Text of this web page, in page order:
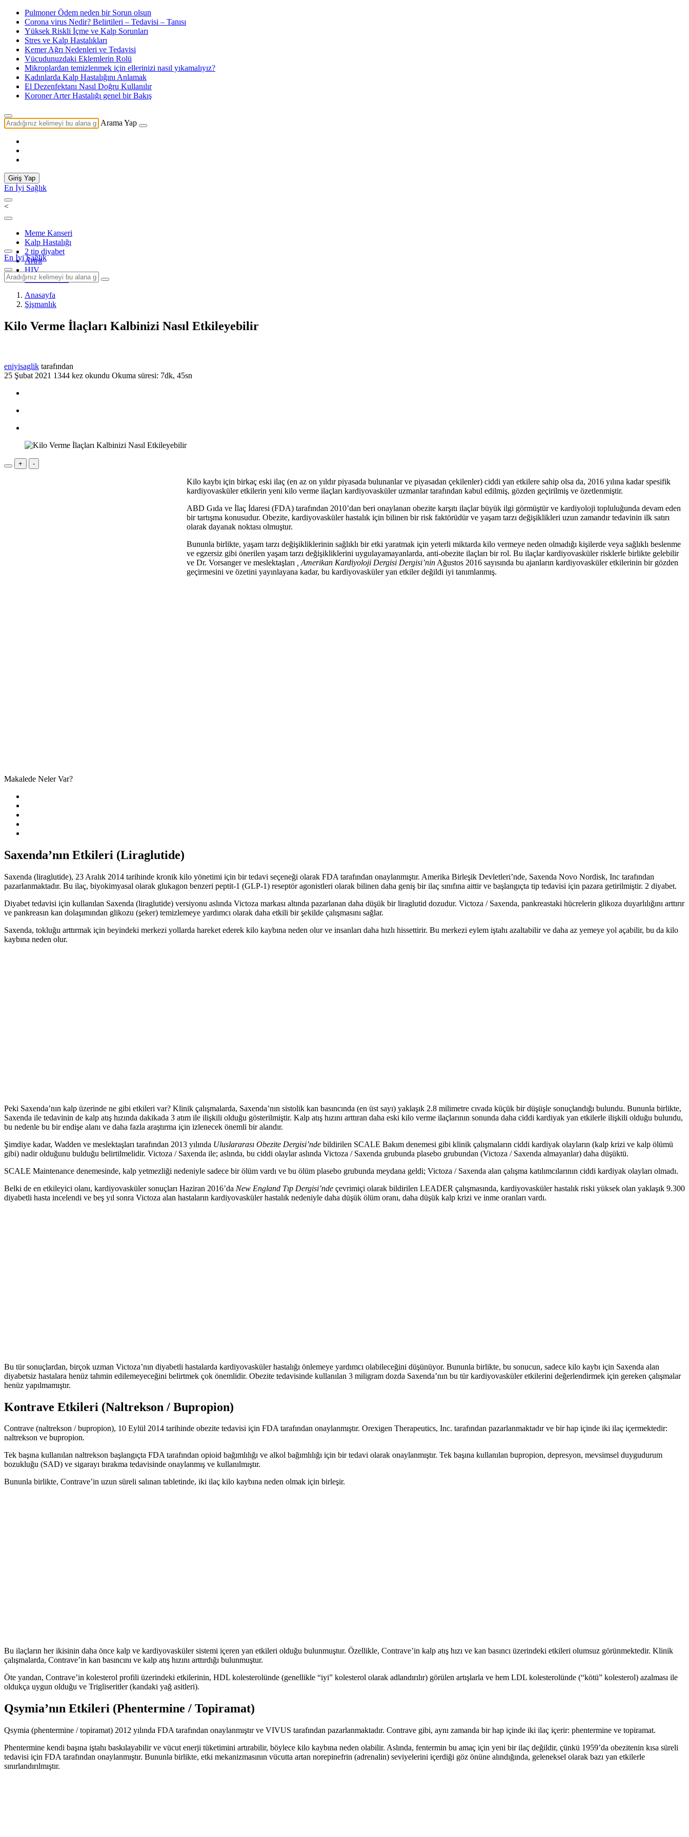
Pulmoner Ödem neden bir Sorun olsun
Corona virus Nedir? Belirtileri – Tedavisi – Tanısı
Yüksek Riskli İçme ve Kalp Sorunları
Stres ve Kalp Hastalıkları
Kemer Ağrı Nedenleri ve Tedavisi
Vücudunuzdaki Eklemlerin Rolü
Mikroplardan temizlenmek için ellerinizi nasıl yıkamalıyız?
Kadınlarda Kalp Hastalığını Anlamak
El Dezenfektanı Nasıl Doğru Kullanılır
Koroner Arter Hastalığı genel bir Bakış
Arama Yap
Giriş Yap
En İyi Sağlık
<
Meme Kanseri
Kalp Hastalığı
2 tip diyabet
Artrit
HIV
Tüm Konular
En İyi Sağlık
Anasayfa
Şişmanlık
Kilo Verme İlaçları Kalbinizi Nasıl Etkileyebilir
eniyisaglik tarafından
25 Şubat 2021 1344 kez okundu Okuma süresi: 7dk, 45sn
+ -
Kilo kaybı için birkaç eski ilaç (en az on yıldır piyasada bulunanlar ve piyasadan çekilenler) ciddi yan etkilere sahip olsa da, 2016 yılına kadar spesifik
kardiyovasküler etkilerin yeni kilo verme ilaçları kardiyovasküler uzmanlar tarafından kabul edilmiş, gözden geçirilmiş ve özetlenmiştir.
ABD Gıda ve İlaç İdaresi (FDA) tarafından 2010’dan beri onaylanan obezite karşıtı ilaçlar büyük ilgi görmüştür ve kardiyoloji topluluğunda devam eden
bir tartışma konusudur. Obezite, kardiyovasküler hastalık için bilinen bir risk faktörüdür ve yaşam tarzı değişiklikleri uzun zamandır tedavinin ilk satırı
olarak dayanak noktası olmuştur.
Bununla birlikte, yaşam tarzı değişikliklerinin sağlıklı bir etki yaratmak için yeterli miktarda kilo vermeye neden olmadığı kişilerde veya sağlıklı beslenme
ve egzersiz gibi önerilen yaşam tarzı değişikliklerini uygulayamayanlarda, anti-obezite ilaçları bir rol. Bu ilaçlar kardiyovasküler risklerle birlikte gelebilir
ve Dr. Vorsanger ve meslektaşları
, Amerikan Kardiyoloji Dergisi Dergisi’nin Ağustos 2016 sayısında bu ajanların kardiyovasküler etkilerinin bir gözden
geçirmesini ve özetini yayınlayana kadar, bu kardiyovasküler yan etkiler değildi iyi tanımlanmış.
Makalede Neler Var?
Saxenda’nın Etkileri (Liraglutide)
Saxenda (liraglutide), 23 Aralık 2014 tarihinde kronik kilo yönetimi için bir tedavi seçeneği olarak FDA tarafından onaylanmıştır. Amerika Birleşik Devletleri’nde, Saxenda Novo Nordisk, Inc tarafından
pazarlanmaktadır. Bu ilaç, biyokimyasal olarak glukagon benzeri peptit-1 (GLP-1) reseptör agonistleri olarak bilinen daha geniş bir ilaç sınıfına aittir ve başlangıçta tip tedavisi için pazara getirilmiştir. 2 diyabet.
Diyabet tedavisi için kullanılan Saxenda (liraglutide) versiyonu aslında Victoza markası altında pazarlanan daha düşük bir liraglutid dozudur. Victoza / Saxenda, pankreastaki hücrelerin glikoza duyarlılığını arttırır
ve pankreasın kan dolaşımından glikozu (şeker) temizlemeye yardımcı olarak daha etkili bir şekilde çalışmasını sağlar.
Saxenda, tokluğu arttırmak için beyindeki merkezi yollarda hareket ederek kilo kaybına neden olur ve insanları daha hızlı hissettirir. Bu merkezi eylem iştahı azaltabilir ve daha az yemeye yol açabilir, bu da kilo
kaybına neden olur.
Peki Saxenda’nın kalp üzerinde ne gibi etkileri var? Klinik çalışmalarda, Saxenda’nın sistolik kan basıncında (en üst sayı) yaklaşık 2.8 milimetre cıvada küçük bir düşüşle sonuçlandığı bulundu. Bununla birlikte,
Saxenda ile tedavinin de kalp atış hızında dakikada 3 atım ile ilişkili olduğu gösterilmiştir. Kalp atış hızını arttıran daha eski kilo verme ilaçlarının sonunda daha ciddi kardiyak yan etkilerle ilişkili olduğu bulundu,
bu nedenle bu bir endişe alanı ve daha fazla araştırma için izlenecek önemli bir alandır.
Şimdiye kadar, Wadden ve meslektaşları tarafından 2013 yılında Uluslararası Obezite Dergisi’nde bildirilen SCALE Bakım denemesi gibi klinik çalışmaların ciddi kardiyak olayların (kalp krizi ve kalp ölümü
gibi) nadir olduğunu bulduğu belirtilmelidir. Victoza / Saxenda ile; aslında, bu ciddi olaylar aslında Victoza / Saxenda grubunda plasebo grubundan (Victoza / Saxenda almayanlar) daha düşüktü.
SCALE Maintenance denemesinde, kalp yetmezliği nedeniyle sadece bir ölüm vardı ve bu ölüm plasebo grubunda meydana geldi; Victoza / Saxenda alan çalışma katılımcılarının ciddi kardiyak olayları olmadı.
Belki de en etkileyici olanı, kardiyovasküler sonuçları Haziran 2016’da New England Tıp Dergisi’nde çevrimiçi olarak bildirilen LEADER çalışmasında, kardiyovasküler hastalık riski yüksek olan yaklaşık 9.300
diyabetli hasta incelendi ve beş yıl sonra Victoza alan hastaların kardiyovasküler hastalık nedeniyle daha düşük ölüm oranı, daha düşük kalp krizi ve inme oranları vardı.
Bu tür sonuçlardan, birçok uzman Victoza’nın diyabetli hastalarda kardiyovasküler hastalığı önlemeye yardımcı olabileceğini düşünüyor. Bununla birlikte, bu sonucun, sadece kilo kaybı için Saxenda alan
diyabetsiz hastalara henüz tahmin edilemeyeceğini belirtmek çok önemlidir. Obezite tedavisinde kullanılan 3 miligram dozda Saxenda’nın bu tür kardiyovasküler etkilerini değerlendirmek için gereken çalışmalar
henüz yapılmamıştır.
Kontrave Etkileri (Naltrekson / Bupropion)
Contrave (naltrekson / bupropion), 10 Eylül 2014 tarihinde obezite tedavisi için FDA tarafından onaylanmıştır. Orexigen Therapeutics, Inc. tarafından pazarlanmaktadır ve bir hap içinde iki ilaç içermektedir:
naltrekson ve bupropion.
Tek başına kullanılan naltrekson başlangıçta FDA tarafından opioid bağımlılığı ve alkol bağımlılığı için bir tedavi olarak onaylanmıştır. Tek başına kullanılan bupropion, depresyon, mevsimsel duygudurum
bozukluğu (SAD) ve sigarayı bırakma tedavisinde onaylanmış ve kullanılmıştır.
Bununla birlikte, Contrave’in uzun süreli salınan tabletinde, iki ilaç kilo kaybına neden olmak için birleşir.
Bu ilaçların her ikisinin daha önce kalp ve kardiyovasküler sistemi içeren yan etkileri olduğu bulunmuştur. Özellikle, Contrave’in kalp atış hızı ve kan basıncı üzerindeki etkileri olumsuz görünmektedir. Klinik
çalışmalarda, Contrave’in kan basıncını ve kalp atış hızını arttırdığı bulunmuştur.
Öte yandan, Contrave’in kolesterol profili üzerindeki etkilerinin, HDL kolesterolünde (genellikle “iyi” kolesterol olarak adlandırılır) görülen artışlarla ve hem LDL kolesterolünde (“kötü” kolesterol) azalması ile
oldukça uygun olduğu ve Trigliseritler (kandaki yağ asitleri).
Qsymia’nın Etkileri (Phentermine / Topiramat)
Qsymia (phentermine / topiramat) 2012 yılında FDA tarafından onaylanmıştır ve VIVUS tarafından pazarlanmaktadır. Contrave gibi, aynı zamanda bir hap içinde iki ilaç içerir: phentermine ve topiramat.
Phentermine kendi başına iştahı baskılayabilir ve vücut enerji tüketimini artırabilir, böylece kilo kaybına neden olabilir. Aslında, fentermin bu amaç için yeni bir ilaç değildir, çünkü 1959’da obezitenin kısa süreli
tedavisi için FDA tarafından onaylanmıştır. Bununla birlikte, etki mekanizmasının vücutta artan norepinefrin (adrenalin) seviyelerini içerdiği göz önüne alındığında, geleneksel olarak bazı yan etkilerle
sınırlandırılmıştır.